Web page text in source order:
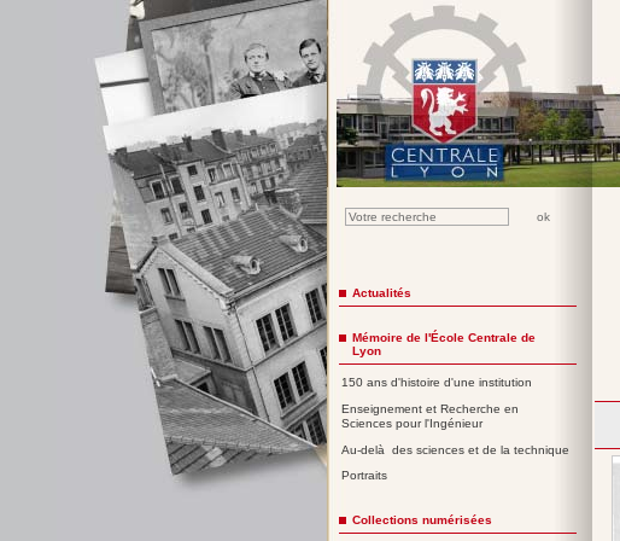
Actualités
Mémoire de l'École Centrale de
Lyon
150 ans d'histoire d'une institution
Enseignement et Recherche en
Sciences pour l'Ingénieur
Au-delà des sciences et de la technique
Portraits
Collections numérisées